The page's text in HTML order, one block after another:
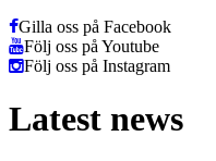
Gilla oss på Facebook
Följ oss på Youtube
Följ oss på Instagram
Latest news